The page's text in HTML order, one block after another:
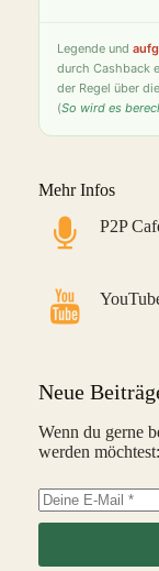
27 PeerBerry
28 Bondster
31
32 Savy
InSoil
37 Linked
Legende und
durch Cashback
der Regel über
(So wird es
Mehr Infos
P2P
Neue
Wenn du gerne
werden möchtest: